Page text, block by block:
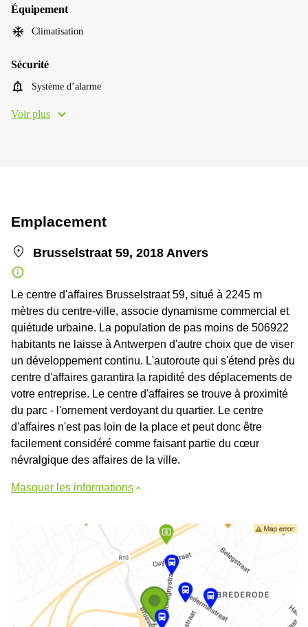
Équipement
Climatisation
Sécurité
Système d’alarme
Voir plus
Emplacement
Brusselstraat 59, 2018 Anvers
Le centre d'affaires Brusselstraat 59, situé à 2245 m
mètres du centre-ville, associe dynamisme commercial et
quiétude urbaine. La population de pas moins de 506922
habitants ne laisse à Antwerpen d'autre choix que de viser
un développement continu. L'autoroute qui s'étend près du
centre d'affaires garantira la rapidité des déplacements de
votre entreprise. Le centre d'affaires se trouve à proximité
du parc - l'ornement verdoyant du quartier. Le centre
d'affaires n'est pas loin de la place et peut donc être
facilement considéré comme faisant partie du cœur
névralgique des affaires de la ville.
Masquer les informations